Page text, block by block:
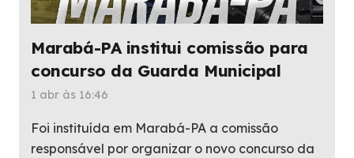
Marabá-PA institui comissão para
concurso da Guarda Municipal
1 abr às 16:46
Foi instituída em Marabá-PA a comissão
responsável por organizar o novo concurso da